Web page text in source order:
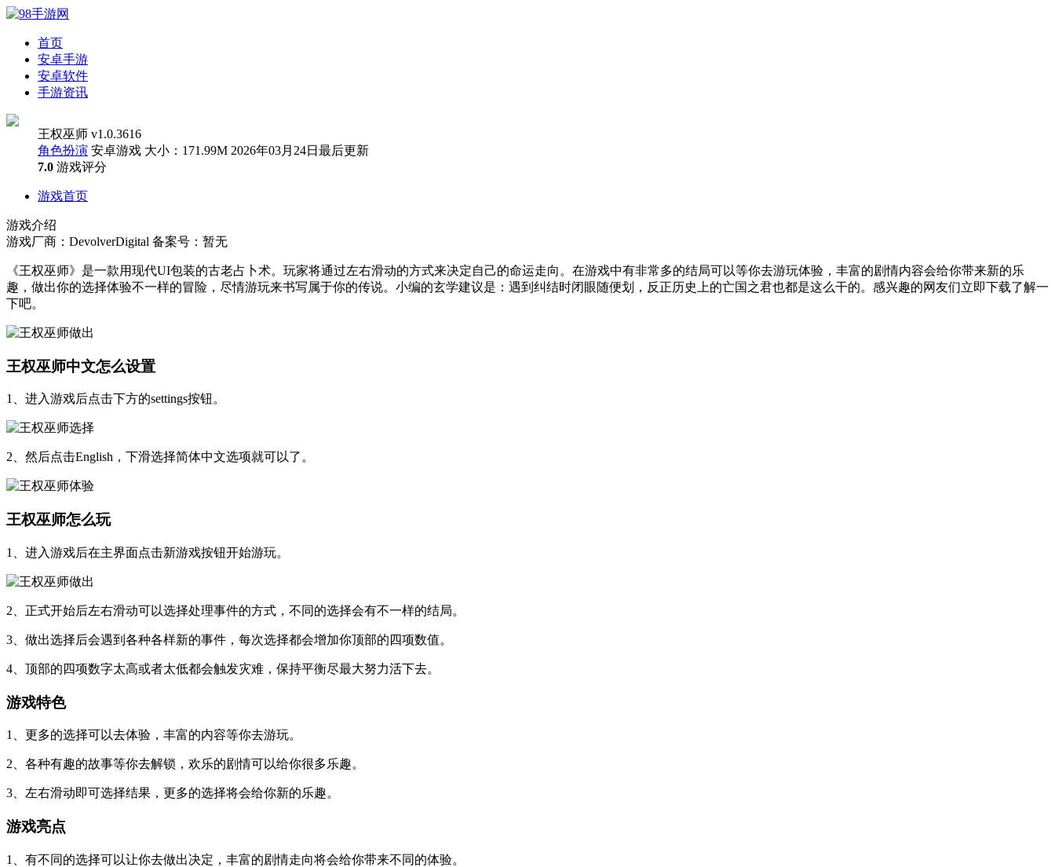
首页
安卓手游
安卓软件
手游资讯
王权巫师 v1.0.3616
角色扮演 安卓游戏 大小：171.99M 2026年03月24日最后更新
7.0 游戏评分
游戏首页
游戏介绍
游戏厂商：DevolverDigital 备案号：暂无
《王权巫师》是一款用现代UI包装的古老占卜术。玩家将通过左右滑动的方式来决定自己的命运走向。在游戏中有非常多的结局可以等你去游玩体验，丰富的剧情内容会给你带来新的乐
趣，做出你的选择体验不一样的冒险，尽情游玩来书写属于你的传说。小编的玄学建议是：遇到纠结时闭眼随便划，反正历史上的亡国之君也都是这么干的。感兴趣的网友们立即下载了解一
下吧。
王权巫师中文怎么设置
1、进入游戏后点击下方的settings按钮。
2、然后点击English，下滑选择简体中文选项就可以了。
王权巫师怎么玩
1、进入游戏后在主界面点击新游戏按钮开始游玩。
2、正式开始后左右滑动可以选择处理事件的方式，不同的选择会有不一样的结局。
3、做出选择后会遇到各种各样新的事件，每次选择都会增加你顶部的四项数值。
4、顶部的四项数字太高或者太低都会触发灾难，保持平衡尽最大努力活下去。
游戏特色
1、更多的选择可以去体验，丰富的内容等你去游玩。
2、各种有趣的故事等你去解锁，欢乐的剧情可以给你很多乐趣。
3、左右滑动即可选择结果，更多的选择将会给你新的乐趣。
游戏亮点
1、有不同的选择可以让你去做出决定，丰富的剧情走向将会给你带来不同的体验。